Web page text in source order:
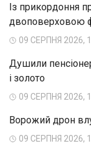
Із прикордоння
двоповерховою
09 СЕРПНЯ 2026,
Душили
і золото
09 СЕРПНЯ 2026,
Ворожий дрон
09 СЕРПНЯ 2026,